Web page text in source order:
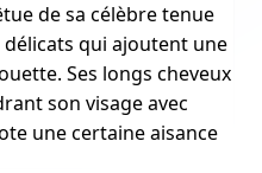
de sa célèbre tenue
qui ajoutent une
Ses longs cheveux
son visage avec
une certaine aisance